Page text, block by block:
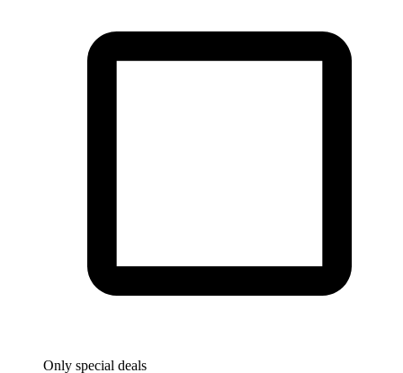
Only special deals